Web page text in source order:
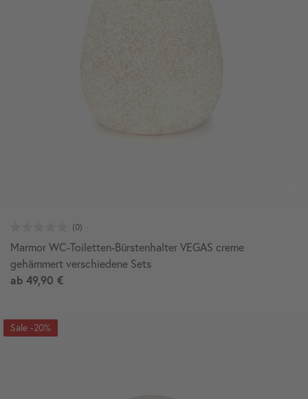
Marmor WC-Toiletten-Bürstenhalter VEGAS creme
gehämmert verschiedene Sets
ab 49,90 €
-20%